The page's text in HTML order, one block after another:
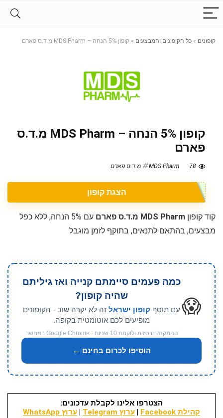
קופונים » כל הקופונים והמבצעים » קופון 5% הנחה – MDS Pharm מ.ד.ס פארם
קופון 5% הנחה – MDS Pharm מ.ד.ס
פארם
78 MDS Pharm מ.ד.ס פארם
הצגת קופון
קוד קופון MDS Pharm מ.ד.ס פארם
עם 5% הנחה, ללא כפל
מבצעים, בהתאם לתנאים, בתוקף לזמן מוגבל
😱
כמה פעמים סיימתם קנייה ואז גיליתם
שהיה קופון?
עם תוסף קופון ישראל זה לא יקרה שוב - הקופונים
מופיעים לכם אוטומטית בקופה.
ההתקנה חינמית ולוקחת 10 שניות · Google Chrome במחשב
הוסיפו לכרום בחינם ←
הצטרפו אלינו לקבלת עדכונים:
קהילת Facebook
| ערוץ Telegram | ערוץ WhatsApp